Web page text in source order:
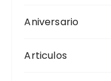
Aniversario
Articulos